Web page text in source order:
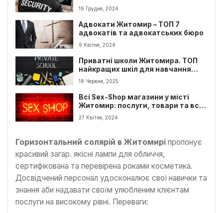
19 Грудня, 2024
Адвокати Житомир – ТОП 7
адвокатів та адвокатських бюро
9 Квітня, 2024
Приватні школи Житомира. ТОП
найкращих шкіл для навчання
дітей
18 Червня, 2025
Всі Sex-Shop магазини у місті
Житомир: послуги, товари та вся
необхідна інформація
27 Квітня, 2024
Горизонтальний солярій в Житомирі пропонує
красивий загар. якісні лампи для обличчя,
сертифікована та перевірена роками косметика.
Досвідчений персонал удосконалює свої навички та
знання аби надавати своїм улюбленим клієнтам
послуги на високому рівні. Переваги: